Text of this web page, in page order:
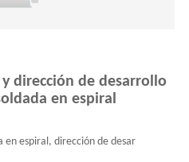
dirección de desarrollo
en espiral
en espiral, dirección de desar